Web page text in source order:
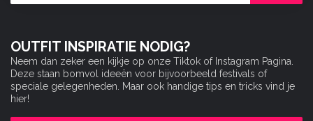
OUTFIT INSPIRATIE NODIG?
Neem dan zeker een kijkje op onze Tiktok of Instagram Pagina.
Deze staan bomvol ideeën voor bijvoorbeeld festivals of
speciale gelegenheden. Maar ook handige tips en tricks vind je
hier!